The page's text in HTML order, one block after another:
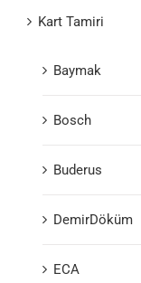
Kart Tamiri
Baymak
Bosch
Buderus
DemirDöküm
ECA